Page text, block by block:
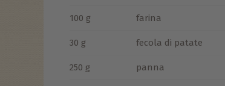
100 g farina
30 g fecola di patate
250 g panna